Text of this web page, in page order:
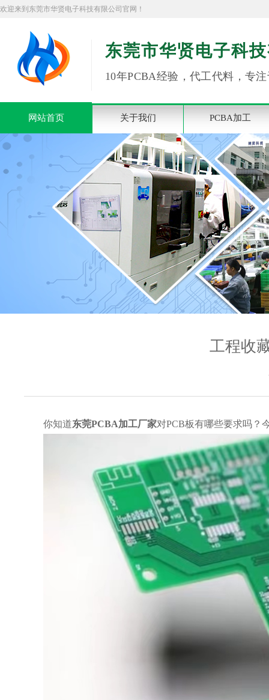
欢迎来到东莞市华贤电子科技有限公司官网！
东莞市华贤电子科
10年PCBA经验，代工代料，专
网站首页 关于我们 PCBA加工
工程收
你知道东莞PCBA加工厂家对PCB板有哪些要求吗？